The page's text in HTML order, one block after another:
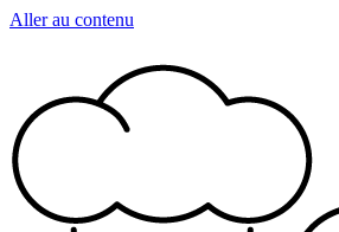
Aller au contenu